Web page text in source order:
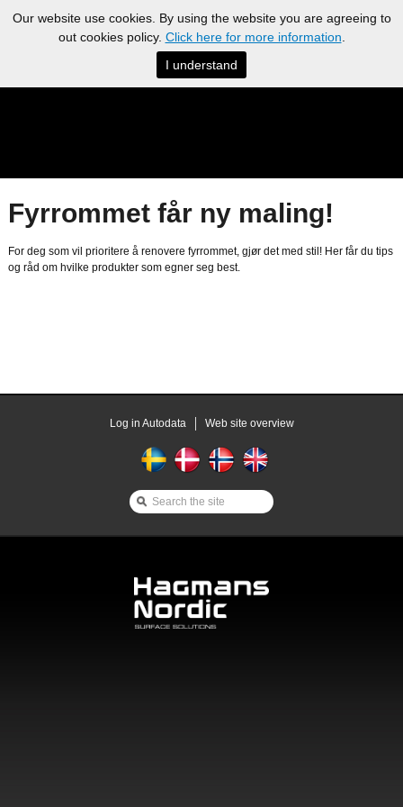
Fyrrommet får ny maling!
For deg som vil prioritere å renovere fyrrommet, gjør det med stil! Her får du tips
og råd om hvilke produkter som egner seg best.
Web site overview
Log in Autodata
Our website use cookies. By using the website you are agreeing to
out cookies policy. Click here for more information
I understand